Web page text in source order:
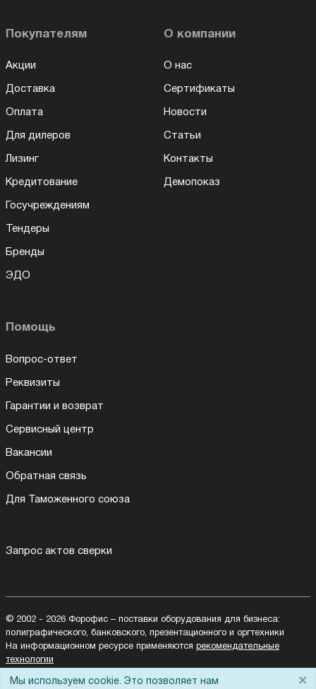
Покупателям
Акции
Доставка
Оплата
Для дилеров
Лизинг
Кредитование
Госучреждениям
Тендеры
Бренды
ЭДО
О компании
О нас
Сертификаты
Новости
Статьи
Контакты
Демопоказ
Помощь
Вопрос-ответ
Реквизиты
Гарантии и возврат
Сервисный центр
Вакансии
Обратная связь
Для Таможенного союза
Запрос актов сверки
© 2002 - 2026 Форофис – поставки оборудования для бизнеса:
полиграфического, банковского, презентационного и оргтехники
На информационном ресурсе применяются рекомендательные
технологии
соответствуетполитике обработки данных
Мы используем cookie. Это позволяет нам ×